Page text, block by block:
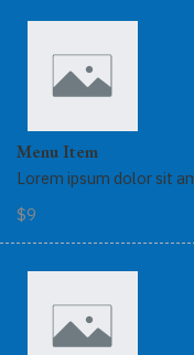
Menu Item
Lorem ipsum dolor sit
$9